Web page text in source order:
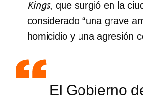
Kings, que surgió en la
considerado “una grave
homicidio y una agresión
El Gobierno